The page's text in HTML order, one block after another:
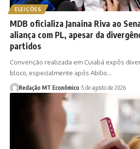
ELEIÇÕES
MDB oficializa Janaina Riva ao
aliança com PL, apesar da
partidos
Convenção realizada em Cuiabá expôs
bloco, especialmente após Abilio…
Redação MT Econômico 5 de agosto de 2026